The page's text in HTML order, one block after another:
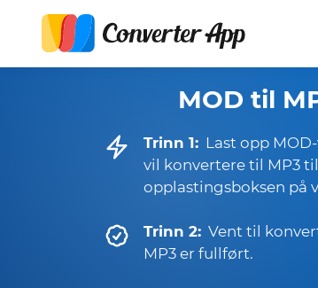
MOD til
Trinn 1: Last opp
vil konvertere til MP3 til
opplastingsboksen på
Trinn 2: Vent til
MP3 er fullført.